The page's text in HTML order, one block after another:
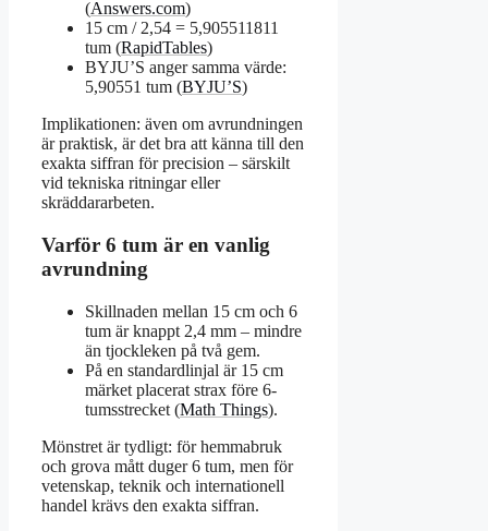
(Answers.com)
15 cm / 2,54 = 5,905511811
tum (RapidTables)
BYJU’S anger samma värde:
5,90551 tum (BYJU’S)
Implikationen: även om avrundningen
är praktisk, är det bra att känna till den
exakta siffran för precision – särskilt
vid tekniska ritningar eller
skräddararbeten.
Varför 6 tum är en vanlig
avrundning
Skillnaden mellan 15 cm och 6
tum är knappt 2,4 mm – mindre
än tjockleken på två gem.
På en standardlinjal är 15 cm
märket placerat strax före 6-
tumsstrecket (Math Things).
Mönstret är tydligt: för hemmabruk
och grova mått duger 6 tum, men för
vetenskap, teknik och internationell
handel krävs den exakta siffran.